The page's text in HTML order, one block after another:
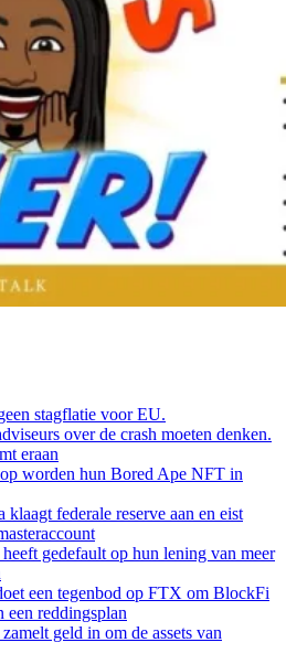
stagflatie voor EU.
over de crash moeten denken.
eraan
worden hun Bored Ape NFT in
federale reserve aan en eist
gedefault op hun lening van meer
een tegenbod op FTX om BlockFi
een reddingsplan
geld in om de assets van